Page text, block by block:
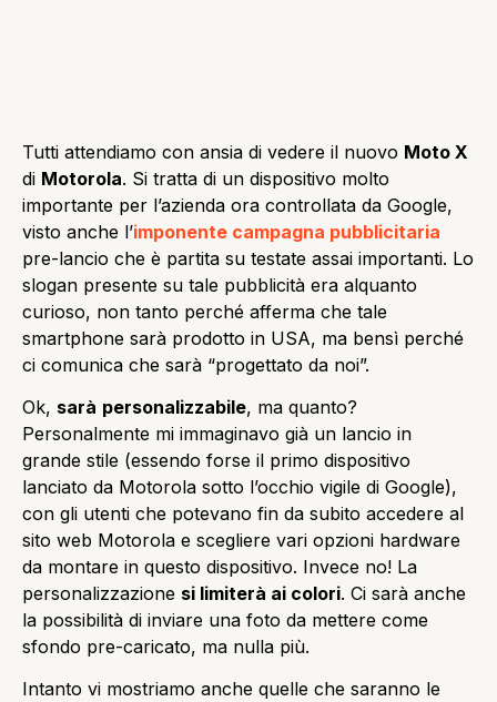
Tutti attendiamo con ansia di vedere il nuovo Moto X
di Motorola. Si tratta di un dispositivo molto
importante per l’azienda ora controllata da Google,
visto anche l’imponente campagna pubblicitaria
pre-lancio che è partita su testate assai importanti. Lo
slogan presente su tale pubblicità era alquanto
curioso, non tanto perché afferma che tale
smartphone sarà prodotto in USA, ma bensì perché
ci comunica che sarà “progettato da noi”.
Ok, sarà personalizzabile, ma quanto?
Personalmente mi immaginavo già un lancio in
grande stile (essendo forse il primo dispositivo
lanciato da Motorola sotto l’occhio vigile di Google),
con gli utenti che potevano fin da subito accedere al
sito web Motorola e scegliere vari opzioni hardware
da montare in questo dispositivo. Invece no! La
personalizzazione si limiterà ai colori. Ci sarà anche
la possibilità di inviare una foto da mettere come
sfondo pre-caricato, ma nulla più.
Intanto vi mostriamo anche quelle che saranno le